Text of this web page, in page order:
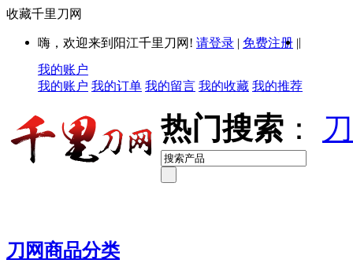
收藏千里刀网
嗨，欢迎来到阳江千里刀网! 请登录 | 免费注册 ||
我的账户
我的账户 我的订单 我的留言 我的收藏 我的推荐
热门搜索 ：
刀网商品分类